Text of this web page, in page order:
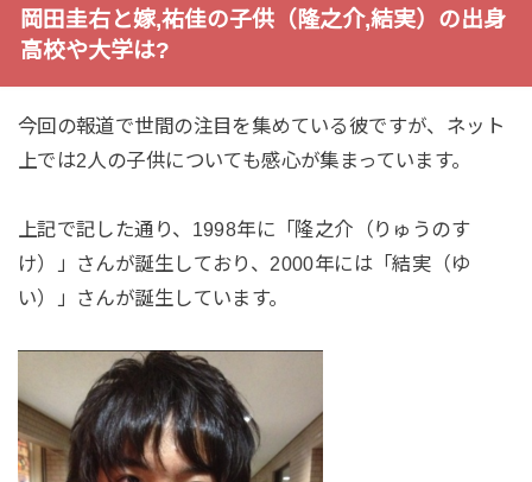
岡田圭右と嫁,祐佳の子供（隆之介,結実）の出身
高校や大学は?
今回の報道で世間の注目を集めている彼ですが、ネット
上では2人の子供についても感心が集まっています。
上記で記した通り、1998年に「隆之介（りゅうのす
け）」さんが誕生しており、2000年には「結実（ゆ
い）」さんが誕生しています。